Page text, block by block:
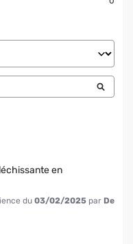
en
du 03/02/2025 par De